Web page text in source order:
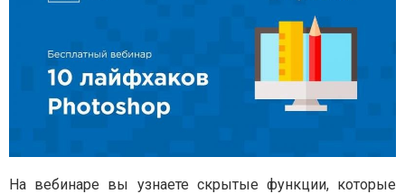
На вебинаре вы узнаете скрытые функции, которые